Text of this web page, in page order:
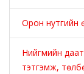
Орон нутгийн
Нийгмийн
тэтгэмж,